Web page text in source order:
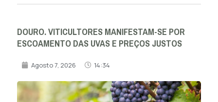
DOURO. VITICULTORES MANIFESTAM-SE POR
ESCOAMENTO DAS UVAS E PREÇOS JUSTOS
Agosto 7, 2026 14:34